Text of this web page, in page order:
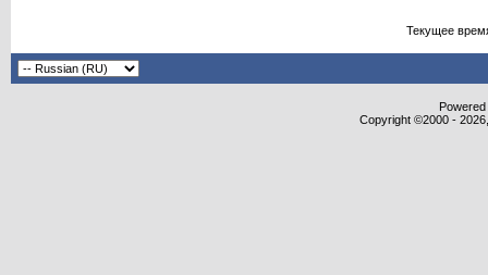
Текущее
Copyright ©2000 -